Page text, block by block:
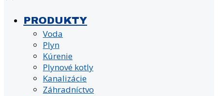
PRODUKTY
Voda
Plyn
Kúrenie
Plynové kotly
Kanalizácie
Záhradníctvo